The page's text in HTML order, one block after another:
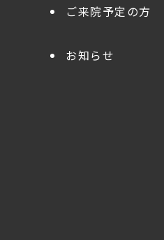
ご来院予定の方
お知らせ